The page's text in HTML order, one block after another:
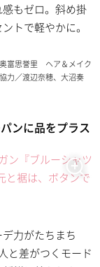
もゼロ。斜め掛
トで軽やかに。
富思誉里 ヘア＆メイク
力／渡辺奈穂、大沼奏
ンに品をプラス
力がたちまち
と差がつくモード